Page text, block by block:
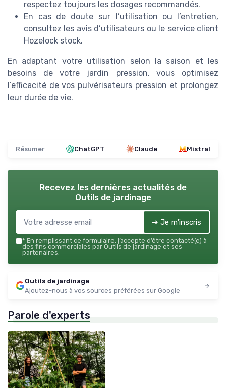
respectez toujours les dosages recommandés.
En cas de doute sur l’utilisation ou l’entretien,
consultez les avis d’utilisateurs ou le service client
Hozelock stock.
En adaptant votre utilisation selon la saison et les
besoins de votre jardin pression, vous optimisez
l’efficacité de vos pulvérisateurs pression et prolongez
leur durée de vie.
Résumer ChatGPT Claude Mistral
Recevez les dernières actualités de
Outils de jardinage
➔ Je m'inscris
* En remplissant ce formulaire, j’accepte d’être contacté(e) à
des fins commerciales par Outils de jardinage et ses
partenaires.
Outils de jardinage
Ajoutez-nous à vos sources préférées sur Google
Parole d'experts